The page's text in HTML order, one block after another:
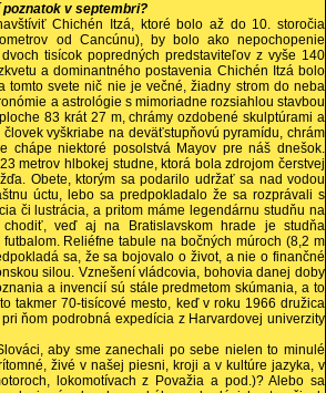
v septembri?
Chichén Itzá, ktoré bolo až do 10. storočia
od Cancúnu), by bolo ako nepochopenie
tisícok popredných predstaviteľov z vyše 140
a dominantného postavenia Chichén Itzá bolo
tomto svete nič nie je večné, žiadny strom do neba
a astrológie s mimoriadne rozsiahlou stavbou
83 krát 27 m, chrámy ozdobené skulptúrami a
vyškriabe na deväťstupňovú pyramídu, chrám
chápe niektoré posolstvá Mayov pre náš dnešok.
metrov hlbokej studne, ktorá bola zdrojom čerstvej
Obete, ktorým sa podarilo udržať sa nad vodou
úctu, lebo sa predpokladalo že sa rozprávali s
či lustrácia, a pritom máme legendárnu studňu na
veď aj na Bratislavskom hrade je studňa
Reliéfne tabule na bočných múroch (8,2 m
sa, že sa bojovalo o život, a nie o finančné
silou. Vznešení vládcovia, bohovia danej doby
a invencií sú stále predmetom skúmania, a to
takmer 70-tisícové mesto, keď v roku 1966 družica
ňom podrobná expedícia z Harvardovej univerzity
aby sme zanechali po sebe nielen to minulé
živé v našej piesni, kroji a v kultúre jazyka, v
lokomotívach z Považia a pod.)? Alebo sa